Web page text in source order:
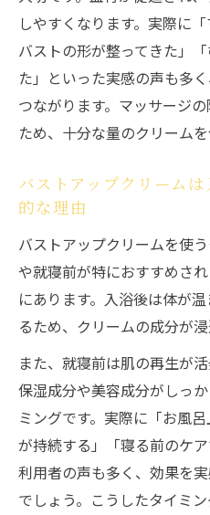
しやすくなります。実際に
バストの形が整ってきた」
た」といった実感の声も多
つながります。マッサージ
ため、十分な量のクリームを
バストアップクリーム
的な理由
バストアップクリームを使
や就寝前が特におすすめさ
にあります。入浴後は体が
るため、クリームの成分が
また、就寝前は肌の再生が
保湿成分や美容成分がしっ
ミングです。実際に「お風
が持続する」「寝る前のケ
利用者の声も多く、効果を
でしょう。こうしたタイミ